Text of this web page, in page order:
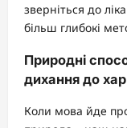
зверніться до
більш глибокі
Природні
дихання до
Коли мова йде про